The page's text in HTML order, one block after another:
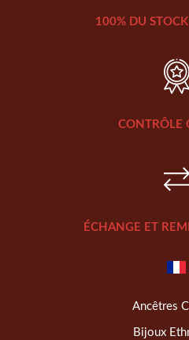
100% DU
CONTRÔLE
ÉCHANGE ET
Ancêtres
Bijoux